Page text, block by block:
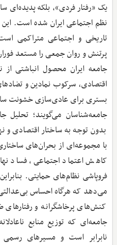
یک «رفتار فردی»، بلکه پدیده‌ای
نظم اجتماعی ایران شده است.
تاریخی و اجتماعی متراکمی
پرتنش و روان جمعی را مستعد
جامعه ایران محصول انباشتی از
اقتصادی، سرکوب نمادین و
بستری برای عادی‌سازی خشونت
جامعه‌شناسان می‌گویند؛ تحلیل
بدون توجه به ساختار اقتصادی و
با مجموعه‌ای از بحران‌های
کاهش اعتماد اجتماعی، فساد
فروپاشی نظام‌های حمایتی.
می‌دهد که هرگاه احساس بی‌عدالتی
کنش‌های پرخاشگرانه و رفتارهای
جامعه‌ای که توزیع منابع
نابرابر است و مسیرهای رسمی